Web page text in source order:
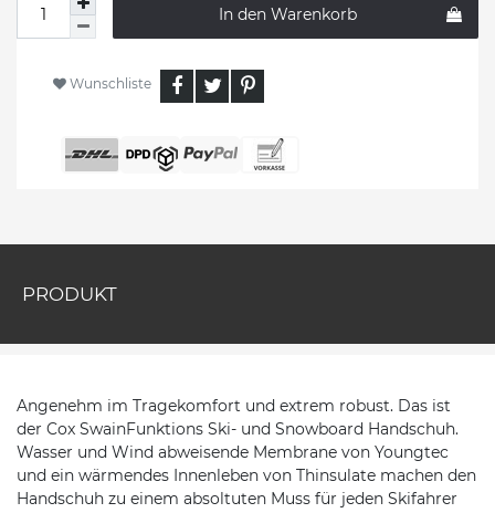
In den Warenkorb
Wunschliste
PRODUKT
Angenehm im Tragekomfort und extrem robust. Das ist
der Cox SwainFunktions Ski- und Snowboard Handschuh.
Wasser und Wind abweisende Membrane von Youngtec
und ein wärmendes Innenleben von Thinsulate machen den
Handschuh zu einem absoltuten Muss für jeden Skifahrer